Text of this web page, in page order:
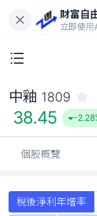
財富自
立即使用
中釉 1809
38.45 -
個股概覽
稅後淨利年增率